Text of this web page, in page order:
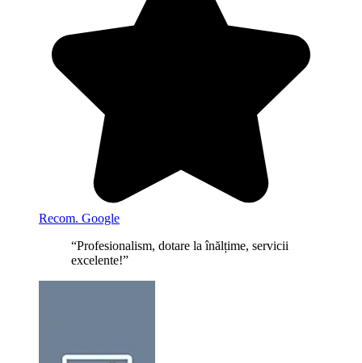
Recom. Google
“Profesionalism, dotare la înălțime, servicii
excelente!”